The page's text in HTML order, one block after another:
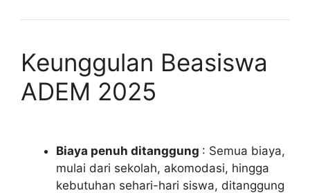
Keunggulan Beasiswa
ADEM 2025
Biaya penuh ditanggung : Semua biaya,
mulai dari sekolah, akomodasi, hingga
kebutuhan sehari-hari siswa, ditanggung